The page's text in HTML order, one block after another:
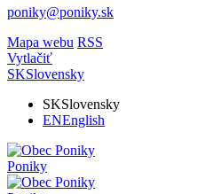
poniky@poniky.sk
Mapa webu RSS
Vytlačiť
SKSlovensky
SKSlovensky
ENEnglish
Poniky